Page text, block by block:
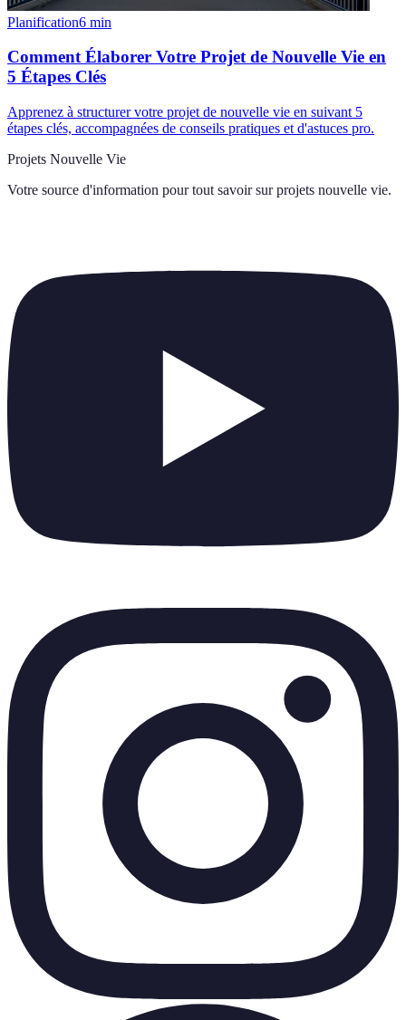
Planification6 min
Comment Élaborer Votre Projet de Nouvelle Vie en
5 Étapes Clés
Apprenez à structurer votre projet de nouvelle vie en suivant 5
étapes clés, accompagnées de conseils pratiques et d'astuces pro.
Projets Nouvelle Vie
Votre source d'information pour tout savoir sur projets nouvelle vie.